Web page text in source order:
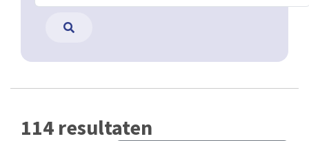
114 resultaten